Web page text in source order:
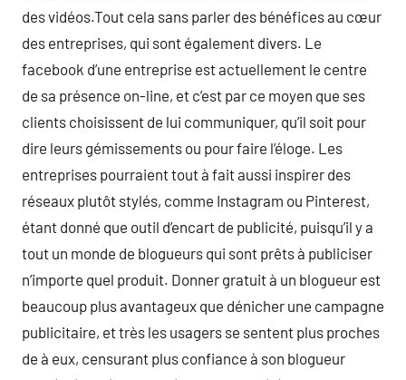
des vidéos.Tout cela sans parler des bénéfices au cœur
des entreprises, qui sont également divers. Le
facebook d’une entreprise est actuellement le centre
de sa présence on-line, et c’est par ce moyen que ses
clients choisissent de lui communiquer, qu’il soit pour
dire leurs gémissements ou pour faire l’éloge. Les
entreprises pourraient tout à fait aussi inspirer des
réseaux plutôt stylés, comme Instagram ou Pinterest,
étant donné que outil d’encart de publicité, puisqu’il y a
tout un monde de blogueurs qui sont prêts à publiciser
n’importe quel produit. Donner gratuit à un blogueur est
beaucoup plus avantageux que dénicher une campagne
publicitaire, et très les usagers se sentent plus proches
de à eux, censurant plus confiance à son blogueur